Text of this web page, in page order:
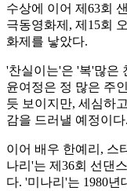
수상에 이어 제63회
극동영화제, 제15회
화제를 낳았다.
'찬실이는'은 '복'많은
윤여정은 정 많은 주
듯 보이지만, 세심하
감을 드러낼 예정이다.
이어 배우 한예리, 스
나리'는 제36회 선댄
다. '미나리'는 1980년